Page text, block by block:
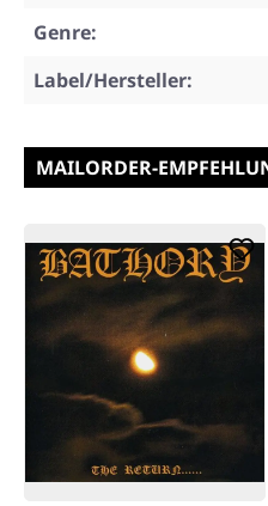
Genre:
Label/Hersteller:
MAILORDER-